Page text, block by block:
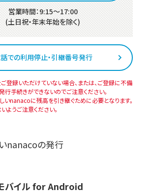
営業時間：9:15～17:00
(土日祝・年末年始を除く)
での利用停止・引継番号発行
登録いただけていない場合、または、ご登録に不備
行手続きができないのでご注意ください。
いnanacoに残高を引き継ぐために必要となります。
ようご注意ください。
nanacoの発行
バイル for Android